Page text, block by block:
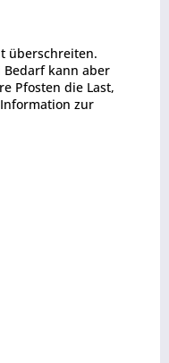
überschreiten.
Bedarf kann aber
Pfosten die Last,
zur